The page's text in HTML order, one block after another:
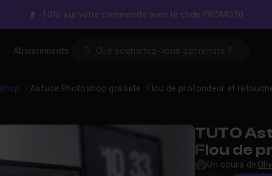
-10% sur votre commande avec le code PROMO10
Abonnements
Astuce Photoshop gratuite : Flou de profondeur et
TUTO
Flou de
photo
Un cours de